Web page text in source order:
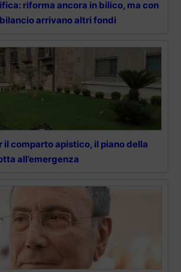
riforma ancora in bilico, ma con
arrivano altri fondi
il comparto apistico, il piano della
all’emergenza